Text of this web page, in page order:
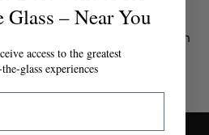
o scaduto
per un token
valido.
– Near You
access to the greatest
glass experiences